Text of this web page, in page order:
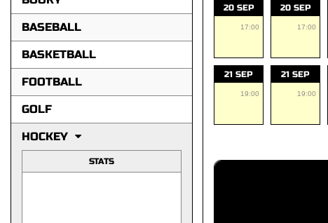
BASEBALL
BASKETBALL
FOOTBALL
GOLF
HOCKEY
STATS
20 SEP
17:00
20 SEP
17:00
21 SEP
19:00
21 SEP
19:00